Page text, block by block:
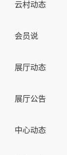
云村动态
会员说
展厅动态
展厅公告
中心动态